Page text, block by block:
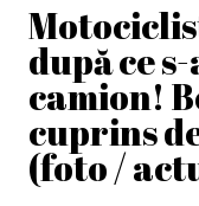
după ce
camion!
cuprins
(foto /